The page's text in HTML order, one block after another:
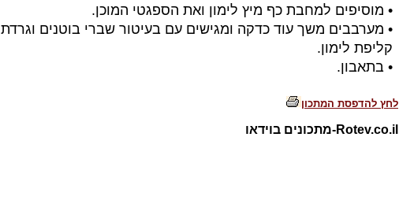
• מוסיפים למחבת כף מיץ לימון ואת הספגטי המוכן.
• מערבבים משך עוד כדקה ומגישים עם בעיטור שברי בוטנים וגרדת
קליפת לימון.
• בתאבון.
לחץ להדפסת המתכון
Rotev.co.il-מתכונים בוידאו